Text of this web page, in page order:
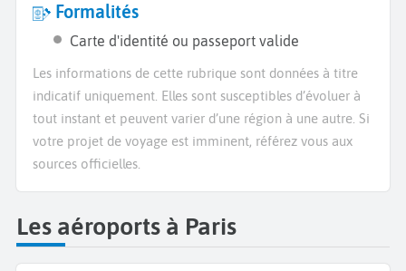
Formalités
Carte d'identité ou passeport valide
Les informations de cette rubrique sont données à titre
indicatif uniquement. Elles sont susceptibles d’évoluer à
tout instant et peuvent varier d’une région à une autre. Si
votre projet de voyage est imminent, référez vous aux
sources officielles.
Les aéroports à Paris